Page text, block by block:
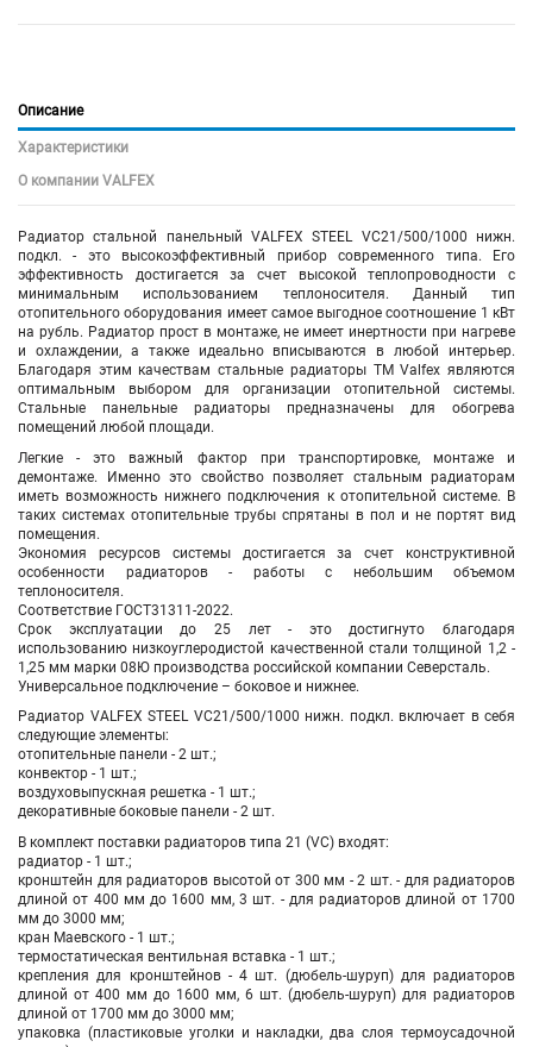
Описание
Характеристики
О компании VALFEX
Радиатор стальной панельный VALFEX STEEL VC21/500/1000 нижн.
подкл. - это высокоэффективный прибор современного типа. Его
эффективность достигается за счет высокой теплопроводности с
минимальным использованием теплоносителя. Данный тип
отопительного оборудования имеет самое выгодное соотношение 1 кВт
на рубль. Радиатор прост в монтаже, не имеет инертности при нагреве
и охлаждении, а также идеально вписываются в любой интерьер.
Благодаря этим качествам стальные радиаторы TM Valfex являются
оптимальным выбором для организации отопительной системы.
Стальные панельные радиаторы предназначены для обогрева
помещений любой площади.
Легкие - это важный фактор при транспортировке, монтаже и
демонтаже. Именно это свойство позволяет стальным радиаторам
иметь возможность нижнего подключения к отопительной системе. В
таких системах отопительные трубы спрятаны в пол и не портят вид
помещения.
Экономия ресурсов системы достигается за счет конструктивной
особенности радиаторов - работы с небольшим объемом
теплоносителя.
Соответствие ГОСТ31311-2022.
Срок эксплуатации до 25 лет - это достигнуто благодаря
использованию низкоуглеродистой качественной стали толщиной 1,2 -
1,25 мм марки 08Ю производства российской компании Северсталь.
Универсальное подключение – боковое и нижнее.
Радиатор VALFEX STEEL VC21/500/1000 нижн. подкл. включает в себя
следующие элементы:
отопительные панели - 2 шт.;
конвектор - 1 шт.;
воздуховыпускная решетка - 1 шт.;
декоративные боковые панели - 2 шт.
В комплект поставки радиаторов типа 21 (VC) входят:
радиатор - 1 шт.;
кронштейн для радиаторов высотой от 300 мм - 2 шт. - для радиаторов
длиной от 400 мм до 1600 мм, 3 шт. - для радиаторов длиной от 1700
мм до 3000 мм;
кран Маевского - 1 шт.;
термостатическая вентильная вставка - 1 шт.;
крепления для кронштейнов - 4 шт. (дюбель-шуруп) для радиаторов
длиной от 400 мм до 1600 мм, 6 шт. (дюбель-шуруп) для радиаторов
длиной от 1700 мм до 3000 мм;
упаковка (пластиковые уголки и накладки, два слоя термоусадочной